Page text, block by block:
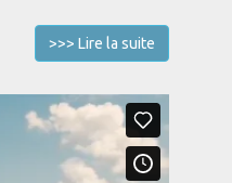
>>> Lire la suite